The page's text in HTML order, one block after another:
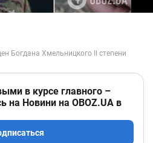
в курсе главного –
на Новини на OBOZ.UA в